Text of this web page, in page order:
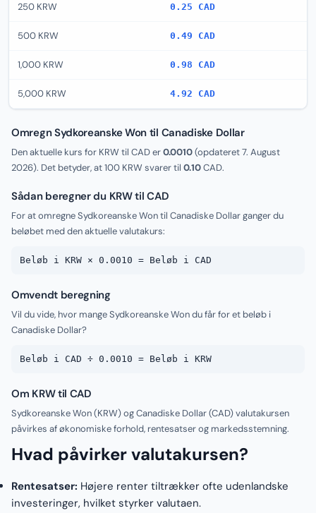
250 KRW 0.25 CAD
500 KRW 0.49 CAD
1,000 KRW 0.98 CAD
5,000 KRW 4.92 CAD
Omregn Sydkoreanske Won til Canadiske Dollar
Den aktuelle kurs for KRW til CAD er0.0010(opdateret7. August
2026). Det betyder, at 100 KRW svarer til 0.10CAD.
Sådan beregner du KRW til CAD
For at omregne Sydkoreanske Won til Canadiske Dollar ganger du
beløbet med den aktuelle valutakurs:
Beløb i KRW × 0.0010 = Beløb i CAD
Omvendt beregning
Vil du vide, hvor mange Sydkoreanske Won du får for et beløb i
Canadiske Dollar?
Beløb i CAD ÷ 0.0010 = Beløb i KRW
Om KRW til CAD
Sydkoreanske Won (KRW) og Canadiske Dollar (CAD) valutakursen
påvirkes af økonomiske forhold, rentesatser og markedsstemning.
Hvad påvirker valutakursen?
Rentesatser: Højere renter tiltrækker ofte udenlandske
investeringer, hvilket styrker valutaen.